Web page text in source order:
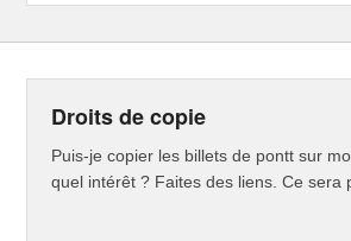
Droits de copie
Puis-je copier les billets de pontt sur
quel intérêt ? Faites des liens. Ce sera